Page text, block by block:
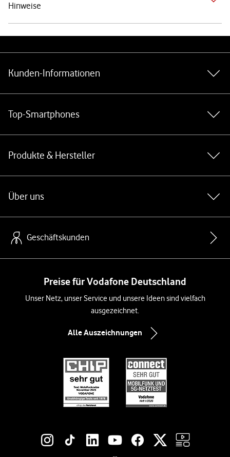
Hinweise
Kunden-Informationen
Top-Smartphones
Produkte & Hersteller
Über uns
Geschäftskunden
Preise für Vodafone Deutschland
Unser Netz, unser Service und unsere Ideen sind vielfach
ausgezeichnet.
Alle Auszeichnungen
Social-Media-Links